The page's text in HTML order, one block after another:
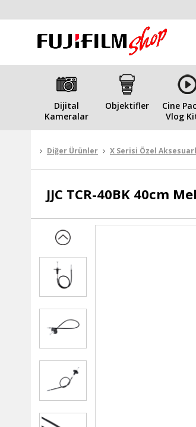
Dijital
Kameralar
Objektifler
Cine
Vlog
Diğer Ürünler X Serisi Özel
JJC TCR-40BK 40cm